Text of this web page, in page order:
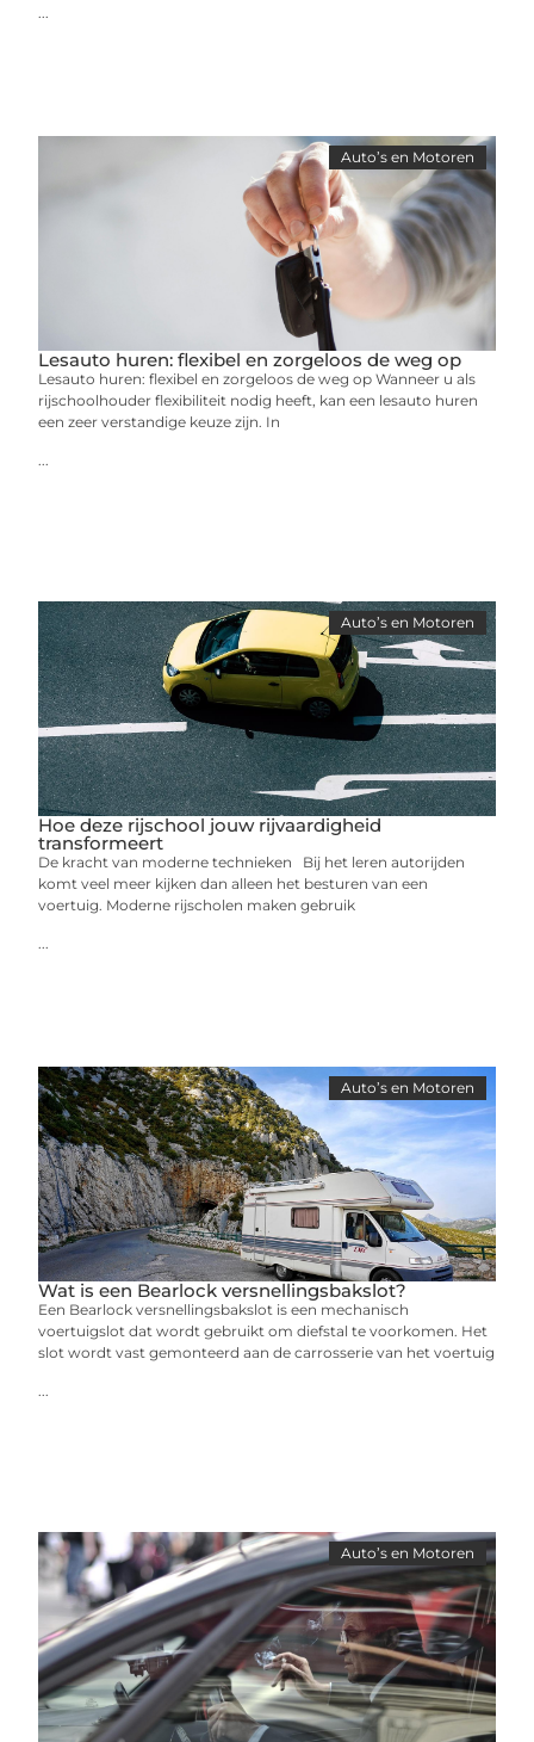
Auto’s en Motoren
Lesauto huren: flexibel en zorgeloos de weg op
Lesauto huren: flexibel en zorgeloos de weg op Wanneer u als
rijschoolhouder flexibiliteit nodig heeft, kan een lesauto huren
een zeer verstandige keuze zijn. In
Auto’s en Motoren
Hoe deze rijschool jouw rijvaardigheid
transformeert
De kracht van moderne technieken Bij het leren autorijden
komt veel meer kijken dan alleen het besturen van een
voertuig. Moderne rijscholen maken gebruik
Auto’s en Motoren
Wat is een Bearlock versnellingsbakslot?
Een Bearlock versnellingsbakslot is een mechanisch
voertuigslot dat wordt gebruikt om diefstal te voorkomen. Het
slot wordt vast gemonteerd aan de carrosserie van het voertuig
Auto’s en Motoren